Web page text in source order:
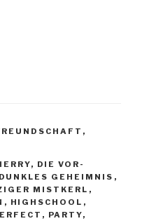
,
, DIE VOR-
DUNKLES GEHEIMNIS ,
MISTKERL
,
, HIGHSCHOOL ,
, PARTY,